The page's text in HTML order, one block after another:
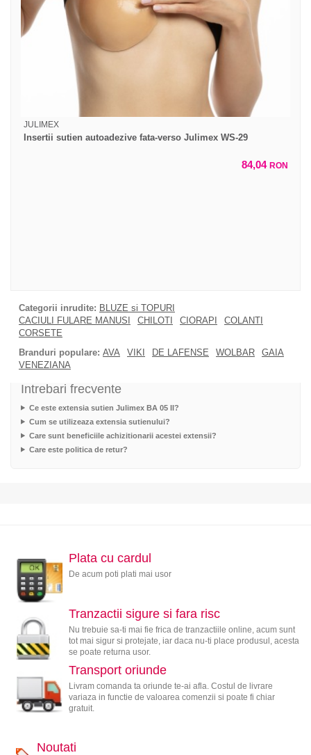
JULIMEX
Insertii sutien autoadezive fata-verso Julimex WS-29
84,04 RON
Categorii inrudite: BLUZE si TOPURI
CACIULI FULARE MANUSI
CHILOTI CIORAPI
COLANTI
CORSETE
Branduri populare: AVA VIKI DE LAFENSE WOLBAR
GAIA
VENEZIANA
Intrebari frecvente
Ce este extensia sutien Julimex BA 05 II?
Cum se utilizeaza extensia sutienului?
Care sunt beneficiile achizitionarii acestei extensii?
Care este politica de retur?
Plata cu cardul
De acum poti plati mai usor
Tranzactii sigure si fara risc
Nu trebuie sa-ti mai fie frica de tranzactiile online, acum sunt
tot mai sigur si protejate, iar daca nu-ti place produsul, acesta
se poate returna usor.
Transport oriunde
Livram comanda ta oriunde te-ai afla. Costul de livrare
variaza in functie de valoarea comenzii si poate fi chiar
gratuit.
Noutati